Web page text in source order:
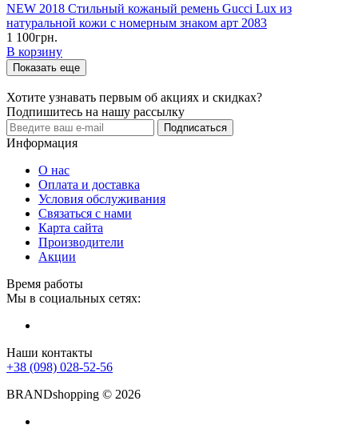
NEW 2018 Стильный кожаный ремень Gucci Lux из
натуральной кожи с номерным знаком арт 2083
1 100грн.
В корзину
Показать еще
Хотите узнавать первым об акциях и скидках?
Подпишитесь на нашу рассылку
Подписаться
Информация
О нас
Оплата и доставка
Условия обслуживания
Связаться с нами
Карта сайта
Производители
Акции
Время работы
Мы в социальных сетях:
Наши контакты
+38 (098) 028-52-56
BRANDshopping © 2026